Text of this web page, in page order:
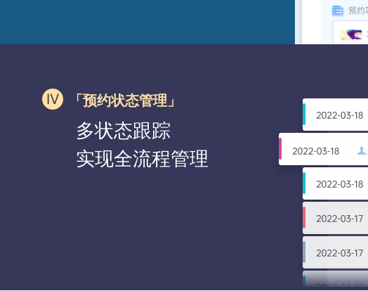
「预约状态管理」
多状态跟踪
实现全流程管理